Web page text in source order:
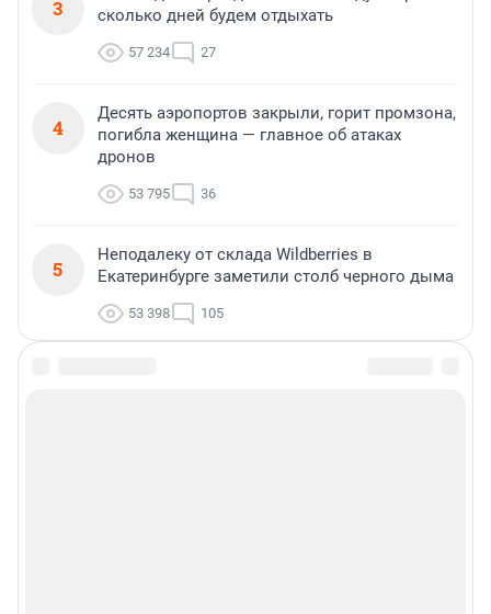
3
сколько дней будем отдыхать
57 234 27
4
Десять аэропортов закрыли, горит промзона,
погибла женщина — главное об атаках
дронов
53 795 36
5
Неподалеку от склада Wildberries в
Екатеринбурге заметили столб черного дыма
53 398 105